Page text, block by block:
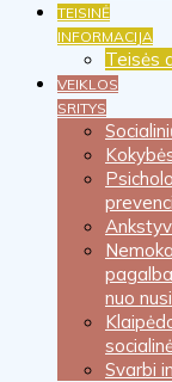
TEISINĖ
INFORMACIJA
Teisės
VEIKLOS
SRITYS
nuo
Svarbi